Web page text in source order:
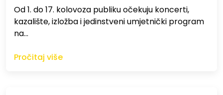
Od 1. do 17. kolovoza publiku očekuju koncerti,
kazalište, izložba i jedinstveni umjetnički program
na…
Pročitaj više